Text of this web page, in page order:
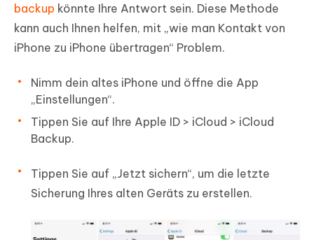
backup könnte Ihre Antwort sein. Diese Methode
kann auch Ihnen helfen, mit „wie man Kontakt von
iPhone zu iPhone übertragen“ Problem.
Nimm dein altes iPhone und öffne die App
„Einstellungen“.
Tippen Sie auf Ihre Apple ID > iCloud > iCloud
Backup.
Tippen Sie auf „Jetzt sichern“, um die letzte
Sicherung Ihres alten Geräts zu erstellen.